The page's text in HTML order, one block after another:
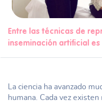
Entre las técnicas de
inseminación artificial es
La ciencia ha avanzado
humana. Cada vez